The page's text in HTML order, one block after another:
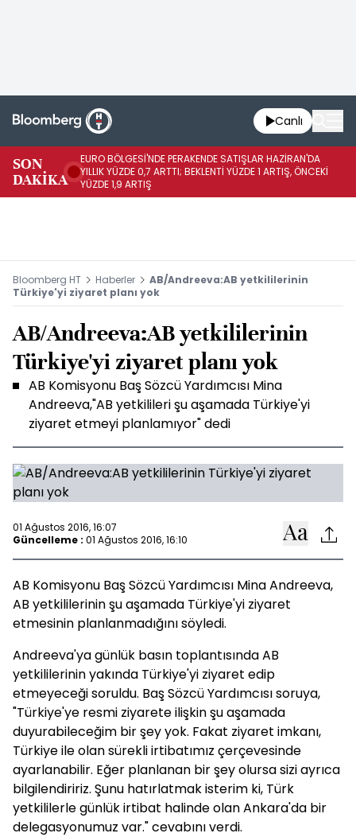
Canlı
SON
DAKİKA
EURO BÖLGESİ'NDE PERAKENDE SATIŞLAR HAZİRAN'DA
YILLIK YÜZDE 0,7 ARTTI; BEKLENTİ YÜZDE 1 ARTIŞ, ÖNCEKİ
YÜZDE 1,9 ARTIŞ
Bloomberg HT Haberler
AB/Andreeva:AB yetkililerinin
Türkiye'yi ziyaret planı yok
AB/Andreeva:AB yetkililerinin
Türkiye'yi ziyaret planı yok
AB Komisyonu Baş Sözcü Yardımcısı Mina
Andreeva,"AB yetkilileri şu aşamada Türkiye'yi
ziyaret etmeyi planlamıyor" dedi
01 Ağustos 2016, 16:07
Güncelleme : 01 Ağustos 2016, 16:10
AB Komisyonu Baş Sözcü Yardımcısı Mina Andreeva,
AB yetkililerinin şu aşamada Türkiye'yi ziyaret
etmesinin planlanmadığını söyledi.
Andreeva'ya günlük basın toplantısında AB
yetkililerinin yakında Türkiye'yi ziyaret edip
etmeyeceği soruldu. Baş Sözcü Yardımcısı soruya,
"Türkiye'ye resmi ziyarete ilişkin şu aşamada
duyurabileceğim bir şey yok. Fakat ziyaret imkanı,
Türkiye ile olan sürekli irtibatımız çerçevesinde
ayarlanabilir. Eğer planlanan bir şey olursa sizi ayrıca
bilgilendiririz. Şunu hatırlatmak isterim ki, Türk
yetkililerle günlük irtibat halinde olan Ankara'da bir
delegasyonumuz var." cevabını verdi.